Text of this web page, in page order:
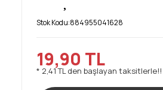
Stok Kodu:884955041628
19,90 TL
* 2,41 TL den başlayan taksitlerle!!